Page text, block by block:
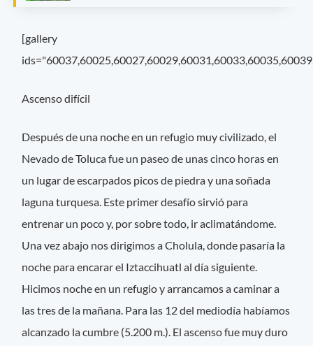
[gallery
Ascenso difícil
Después de una noche en un refugio muy civilizado, el
Nevado de Toluca fue un paseo de unas cinco horas en
un lugar de escarpados picos de piedra y una soñada
laguna turquesa. Este primer desafío sirvió para
entrenar un poco y, por sobre todo, ir aclimatándome.
Una vez abajo nos dirigimos a Cholula, donde pasaría la
noche para encarar el Iztaccihuatl al día siguiente.
Hicimos noche en un refugio y arrancamos a caminar a
las tres de la mañana. Para las 12 del mediodía habíamos
alcanzado la cumbre (5.200 m.). El ascenso fue muy duro